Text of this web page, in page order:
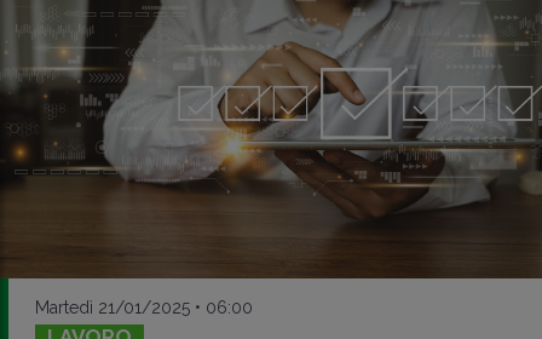
Martedì 21/01/2025 • 06:00